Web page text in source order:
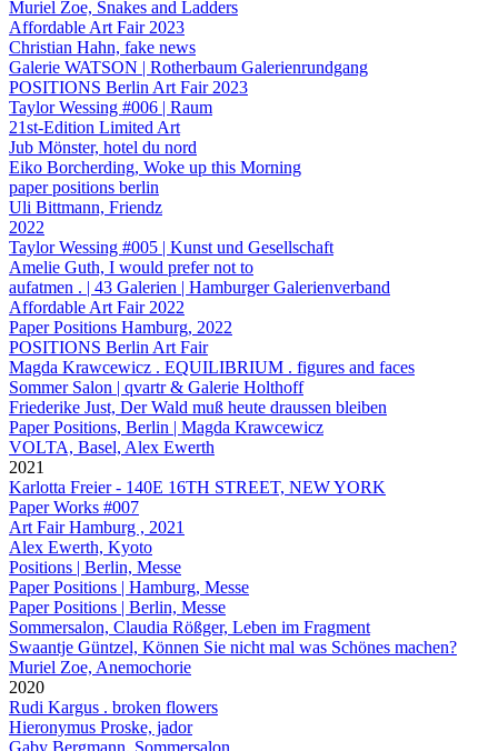
Muriel Zoe, Snakes and Ladders
Affordable Art Fair 2023
Christian Hahn, fake news
Galerie WATSON | Rotherbaum Galerienrundgang
POSITIONS Berlin Art Fair 2023
Taylor Wessing #006 | Raum
21st-Edition Limited Art
Jub Mönster, hotel du nord
Eiko Borcherding, Woke up this Morning
paper positions berlin
Uli Bittmann, Friendz
2022
Taylor Wessing #005 | Kunst und Gesellschaft
Amelie Guth, I would prefer not to
aufatmen . | 43 Galerien | Hamburger Galerienverband
Affordable Art Fair 2022
Paper Positions Hamburg, 2022
POSITIONS Berlin Art Fair
Magda Krawcewicz . EQUILIBRIUM . figures and faces
Sommer Salon | qvartr & Galerie Holthoff
Friederike Just, Der Wald muß heute draussen bleiben
Paper Positions, Berlin | Magda Krawcewicz
VOLTA, Basel, Alex Ewerth
2021
Karlotta Freier - 140E 16TH STREET, NEW YORK
Paper Works #007
Art Fair Hamburg , 2021
Alex Ewerth, Kyoto
Positions | Berlin, Messe
Paper Positions | Hamburg, Messe
Paper Positions | Berlin, Messe
Sommersalon, Claudia Rößger, Leben im Fragment
Swaantje Güntzel, Können Sie nicht mal was Schönes machen?
Muriel Zoe, Anemochorie
2020
Rudi Kargus . broken flowers
Hieronymus Proske, jador
Gaby Bergmann, Sommersalon